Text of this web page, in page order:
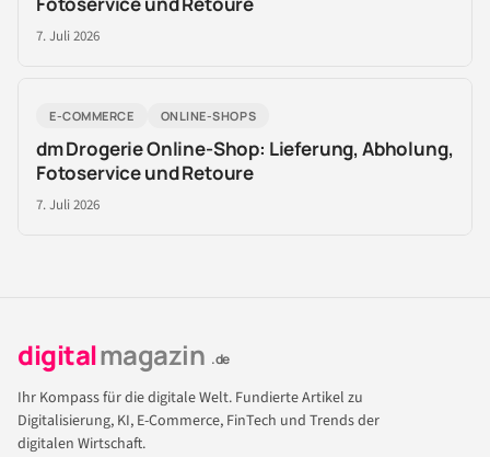
7. Juli 2026
E-COMMERCE ONLINE-SHOPS
dm Drogerie Online-Shop: Lieferung, Abholung,
Fotoservice und Retoure
7. Juli 2026
digitalmagazin .de
Ihr Kompass für die digitale Welt. Fundierte Artikel zu
Digitalisierung, KI, E-Commerce, FinTech und Trends der
digitalen Wirtschaft.